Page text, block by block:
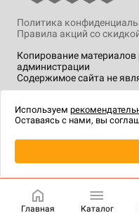
Копирование
администрации
Содержимое сайта не
Политика
Правила акций со
технологии.
Главная Каталог
Используем
Оставаясь с нами, вы